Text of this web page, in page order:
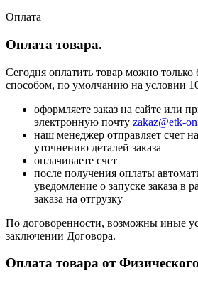
Оплата
Оплата товара.
Сегодня оплатить товар можно
способом, по умолчанию на условии
оформляете заказ на сайте или
электронную почту zakaz@etk-
наш менеджер отправляет счет
уточнению деталей заказа
оплачиваете счет
после получения оплаты
уведомление о запуске заказа в
заказа на отгрузку
По договоренности, возможны иные
заключении Договора.
Оплата товара от